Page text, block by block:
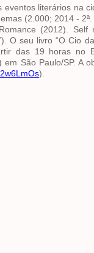
literários na
(2.000; 2014 -
(2012). Self
O seu livro “O Cio
das 19 horas no
São Paulo/SP. A
).